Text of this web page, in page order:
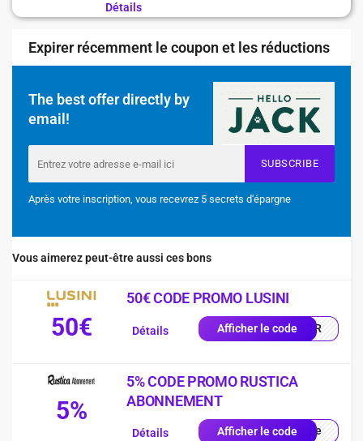
Détails
Expirer récemment le coupon et les réductions
The best offer directly by
email!
SUBSCRIBE
Après votre inscription, vous recevrez 5 secrets d'épargne
Vous aimerez peut-être aussi ces bons
50€
50€ CODE PROMO LUSINI
Afficher le code0-FR
Détails
5%
5% CODE PROMO RUSTICA
ABONNEMENT
Afficher le code aire
Détails